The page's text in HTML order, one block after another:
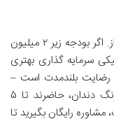
کدام اقتصادی تر است؟ بستگی به بودجه و نیاز. اگر بودجه زیر ۲ میلیون
سرمایه گذاری بهتری
رضایت بلندمدت است –
آمار نشان میدهد ۸۵ درصد افراد ناراضی از رنگ دندان، حاضرند تا ۵
مشاوره رایگان بگیرید تا